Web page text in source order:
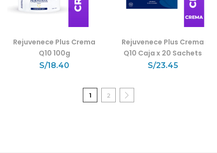
Rejuvenece Plus Crema
Q10 100g
S/18.40
Rejuvenece Plus Crema
Q10 Caja x 20 Sachets
S/23.45
1 2